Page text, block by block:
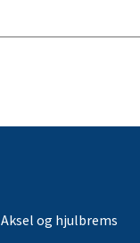
Aksel og hjulbrems